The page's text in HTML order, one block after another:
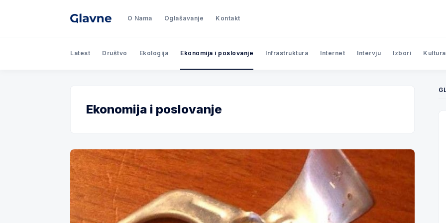
O Nama Oglašavanje Kontakt
Latest Društvo Ekologija Ekonomija i poslovanje Infrastruktura Internet Intervju Izbori
Ekonomija i poslovanje